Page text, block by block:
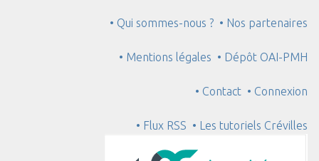
• Qui sommes-nous ? • Nos partenaires
• Mentions légales • Dépôt OAI-PMH
• Contact • Connexion
• Flux RSS • Les tutoriels Crévilles